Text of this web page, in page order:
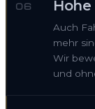
06
Auch
mehr
Wir
und